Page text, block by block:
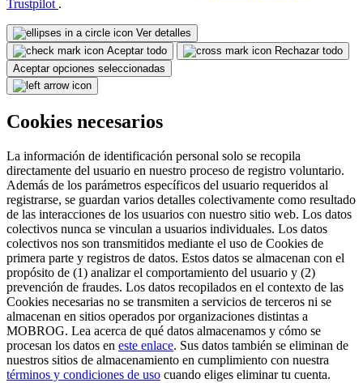
Trustpilot .
Ver detalles
Aceptar todo
Rechazar todo
Aceptar opciones seleccionadas
Cookies necesarios
La información de identificación personal solo se recopila
directamente del usuario en nuestro proceso de registro voluntario.
Además de los parámetros específicos del usuario requeridos al
registrarse, se guardan varios detalles colectivamente como resultado
de las interacciones de los usuarios con nuestro sitio web. Los datos
colectivos nunca se vinculan a usuarios individuales. Los datos
colectivos nos son transmitidos mediante el uso de Cookies de
primera parte y registros de datos. Estos datos se almacenan con el
propósito de (1) analizar el comportamiento del usuario y (2)
prevención de fraudes. Los datos recopilados en el contexto de las
Cookies necesarias no se transmiten a servicios de terceros ni se
almacenan en sitios operados por organizaciones distintas a
MOBROG. Lea acerca de qué datos almacenamos y cómo se
procesan los datos en este enlace. Sus datos también se eliminan de
nuestros sitios de almacenamiento en cumplimiento con nuestra
términos y condiciones de uso cuando eliges eliminar tu cuenta.